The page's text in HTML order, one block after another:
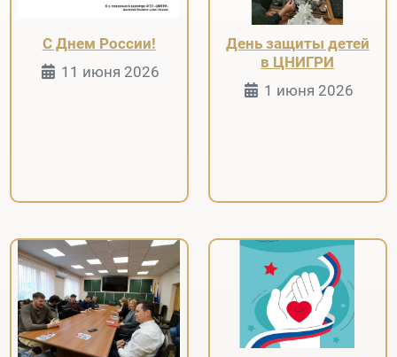
С Днем России!
Информация о Странице
11 июня 2026
День защиты детей
в ЦНИГРИ
Информация
1 июня 2026